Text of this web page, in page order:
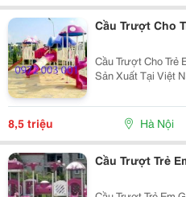
Cầu Trượt Cho
Cầu Trượt Cho Trẻ
Sản Xuất Tại Việt
8,5 triệu Hà Nội
Cầu Trượt Trẻ